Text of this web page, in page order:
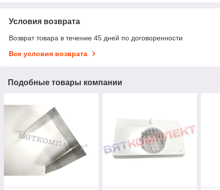
Условия возврата
Возврат товара в течение 45 дней по договоренности
Все условия возврата
Подобные товары компании